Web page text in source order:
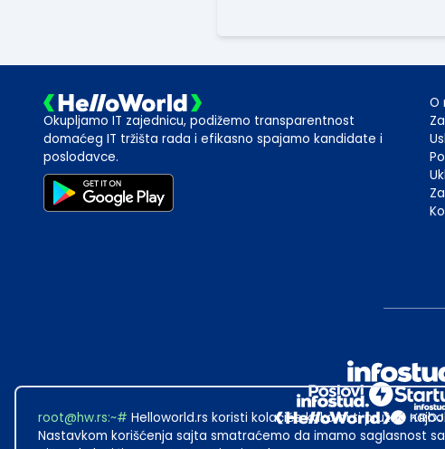
Okupljamo IT zajednicu, podižemo transparentnost
domaćeg IT tržišta rada i efikasno spajamo kandidate i
poslodavce.
O
root@hw.rs:~# Helloworld.rs koristi kolačiće kako bi ti pružao
Nastavkom korišćenja sajta smatraćemo da imamo saglasnost